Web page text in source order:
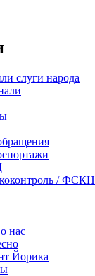
слуги народа
/ ФСКН
нас
Йорика